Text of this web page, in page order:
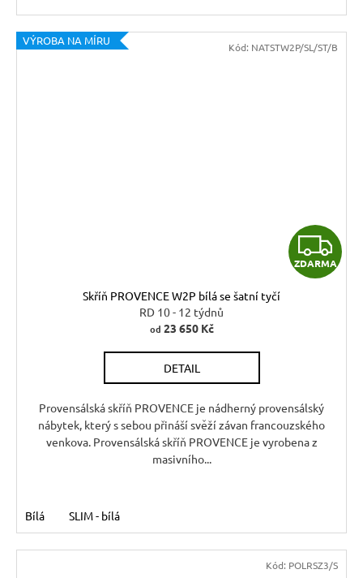
VÝROBA NA MÍRU
Z
D
ZDARMA
Skříň PROVENCE W2P bílá se šatní tyčí
RD 10 - 12 týdnů
od 23 650 Kč
DETAIL
Provensálská skříň PROVENCE je nádherný provensálský
nábytek, který s sebou přináší svěží závan francouzského
venkova. Provensálská skříň PROVENCE je vyrobena z
masivního...
Bílá SLIM - bílá
Kód: NATSTW2P/SL/ST/B
Kód: POLRSZ3/S